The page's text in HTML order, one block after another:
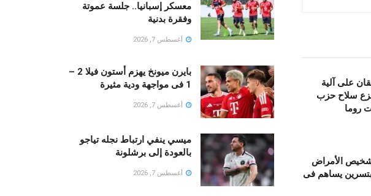
على آلية
سلاح حزب
روما
الأمراض
يساهم فى
معسكر إسبانيا.. جلسة عموتة
وفقرة بدنية
أغسطس 7, 2026
بايرن ميونخ يهزم أستون فيلا 2 –
1 فى مواجهة ودية مثيرة
أغسطس 7, 2026
ميسي ينفي ارتباط نجله تياجو
بالعودة إلى برشلونة
أغسطس 7, 2026